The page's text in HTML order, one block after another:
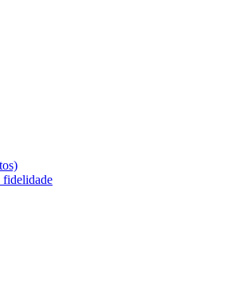
fidelidade